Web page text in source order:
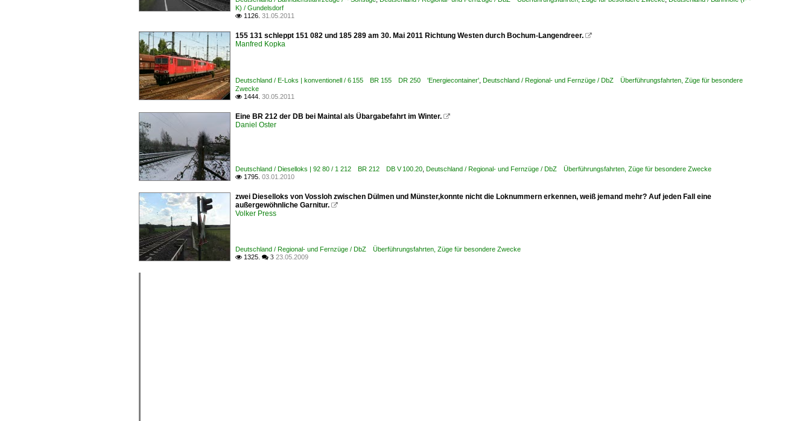
K) / Gundelsdorf
 1126. 31.05.2011
155 131 schleppt 151 082 und 185 289 am 30. Mai 2011 Richtung Westen durch Bochum-Langendreer. 
Manfred Kopka
Deutschland / E-Loks | konventionell / 6 155 BR 155 DR 250 'Energiecontainer' Deutschland / Regional- und Fernzüge / DbZ Überführungsfahrten, Züge für besondere
Zwecke
 1444. 30.05.2011
Eine BR 212 der DB bei Maintal als Übargabefahrt im Winter. 
Daniel Oster
Deutschland / Dieselloks | 92 80 / 1 212 BR 212 DB V 100.20 Deutschland / Regional- und Fernzüge / DbZ Überführungsfahrten, Züge für besondere Zwecke
 1795. 03.01.2010
zwei Dieselloks von Vossloh zwischen Dülmen und Münster,konnte nicht die Loknummern erkennen, weiß jemand mehr? Auf jeden Fall eine
außergewöhnliche Garnitur. 
Volker Press
Deutschland / Regional- und Fernzüge / DbZ Überführungsfahrten, Züge für besondere Zwecke
 1325.  3 23.05.2009